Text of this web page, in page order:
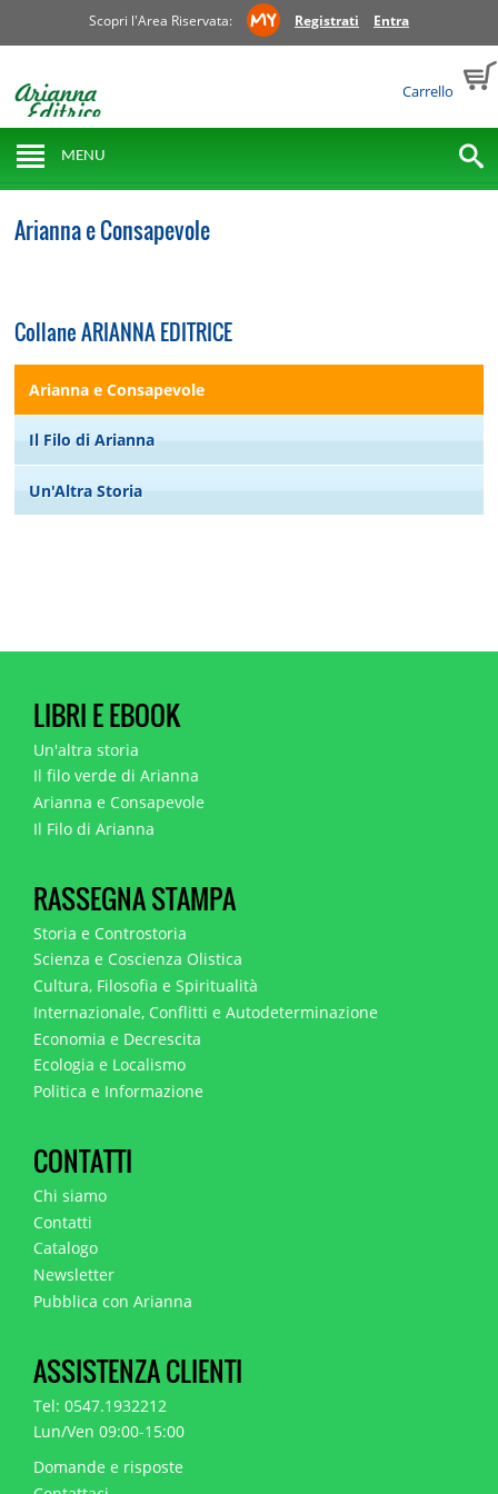
Scopri l'Area Riservata: Registrati Entra
Carrello
MENU
Arianna e Consapevole
Collane ARIANNA EDITRICE
Arianna e Consapevole
Il Filo di Arianna
Un'Altra Storia
LIBRI E EBOOK
Un'altra storia
Il filo verde di Arianna
Arianna e Consapevole
Il Filo di Arianna
RASSEGNA STAMPA
Storia e Controstoria
Scienza e Coscienza Olistica
Cultura, Filosofia e Spiritualità
Internazionale, Conflitti e Autodeterminazione
Economia e Decrescita
Ecologia e Localismo
Politica e Informazione
CONTATTI
Chi siamo
Contatti
Catalogo
Newsletter
Pubblica con Arianna
ASSISTENZA CLIENTI
Tel: 0547.1932212
Lun/Ven 09:00-15:00
Domande e risposte